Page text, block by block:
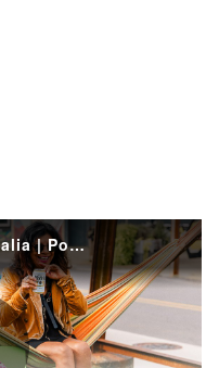
Behind the Design with Rosalia | Por La Cultura presented by Modelo